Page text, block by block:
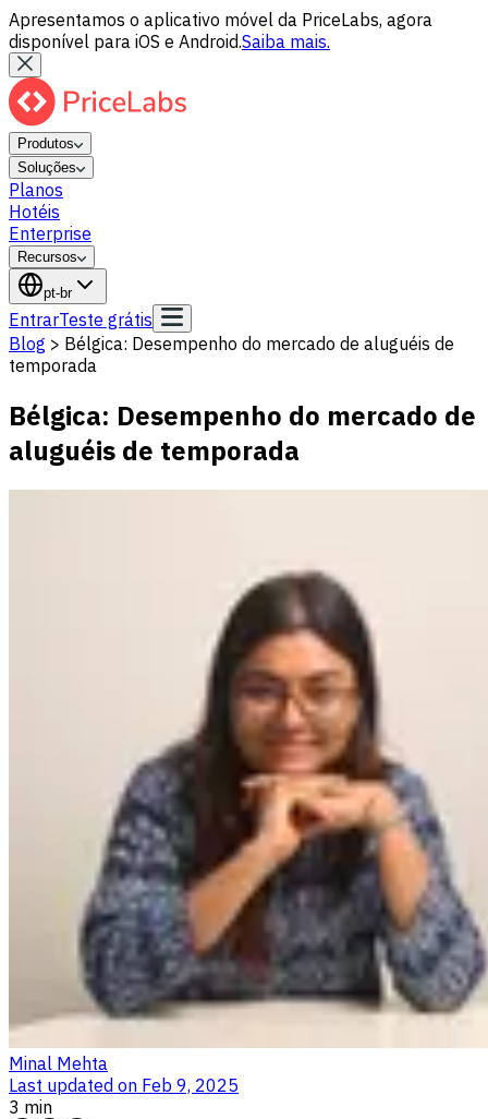
Apresentamos o aplicativo móvel da PriceLabs, agora
disponível para iOS e Android.Saiba mais.
Produtos
Soluções
Planos
Hotéis
Enterprise
Recursos
pt-br
EntrarTeste grátis
Blog > Bélgica: Desempenho do mercado de aluguéis de
temporada
Bélgica: Desempenho do mercado de
aluguéis de temporada
Minal Mehta
Last updated on Feb 9, 2025
3 min